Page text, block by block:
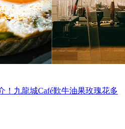
！九龍城Café歎牛油果玫瑰花多